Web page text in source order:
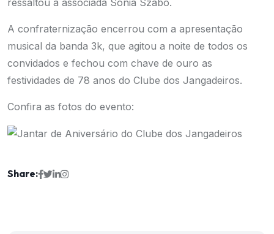
ressaltou a associada Sônia Szabo.
A confraternização encerrou com a apresentação
musical da banda 3k, que agitou a noite de todos os
convidados e fechou com chave de ouro as
festividades de 78 anos do Clube dos Jangadeiros.
Confira as fotos do evento:
Share: